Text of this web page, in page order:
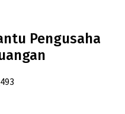
Pengusaha
493